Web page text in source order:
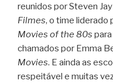
reunidos por Steven
Filmes, o time liderado
Movies of the 80s
chamados por Emma
Movies. E ainda as
respeitável e muitas